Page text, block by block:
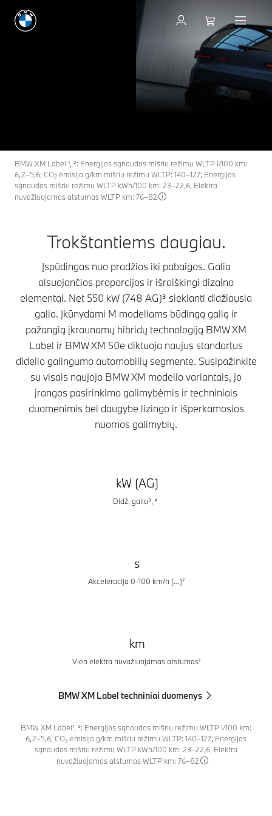
THE NEW
XM
Naujieji BMW XM
modeliai.
BMW XM Label ¹, ²: Energijos sąnaudos mišriu režimu WLTP l/100 km:
6,2–5,6; CO2 emisija g/km mišriu režimu WLTP: 140–127; Energijos
sąnaudos mišriu režimu WLTP kWh/100 km: 23–22,6; Elektra
nuvažiuojamas atstumas WLTP km: 76–82
Gauti pasiūlymą
Trokštantiems daugiau.
Įspūdingas nuo pradžios iki pabaigos. Galia
alsuojančios proporcijos ir išraiškingi dizaino
elementai. Net 550 kW (748 AG)³ siekianti didžiausia
galia. Įkūnydami M modeliams būdingą galią ir
pažangią įkraunamų hibridų technologiją BMW XM
Label ir BMW XM 50e diktuoja naujus standartus
didelio galingumo automobilių segmente. Susipažinkite
su visais naujojo BMW XM modelio variantais, jo
įrangos pasirinkimo galimybėmis ir techniniais
duomenimis bei daugybe lizingo ir išperkamosios
nuomos galimybių.
kW (AG)
Didž. galia³, ⁴
s
Akceleracija 0-100 km/h (…)⁷
km
Vien elektra nuvažiuojamas atstumas¹
BMW XM Label techniniai duomenys
BMW XM Label¹, ²: Energijos sąnaudos mišriu režimu WLTP l/100 km:
6,2–5,6; CO₂ emisija g/km mišriu režimu WLTP: 140–127; Energijos
sąnaudos mišriu režimu WLTP kWh/100 km: 23–22,6; Elektra
nuvažiuojamas atstumas WLTP km: 76–82